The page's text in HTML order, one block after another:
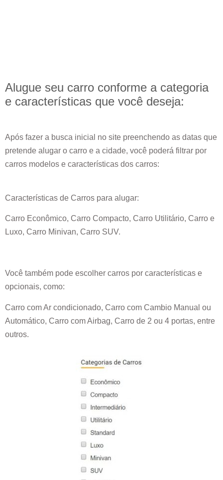
Alugue seu carro conforme a categoria
e características que você deseja:
Após fazer a busca inicial no site preenchendo as datas que
pretende alugar o carro e a cidade, você poderá filtrar por
carros modelos e características dos carros:
Características de Carros para alugar:
Carro Econômico, Carro Compacto, Carro Utilitário, Carro e
Luxo, Carro Minivan, Carro SUV.
Você também pode escolher carros por características e
opcionais, como:
Carro com Ar condicionado, Carro com Cambio Manual ou
Automático, Carro com Airbag, Carro de 2 ou 4 portas, entre
outros.